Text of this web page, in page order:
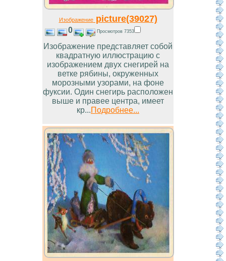
Изображениеpicture(39027)
0 Просмотров 7353
Изображение представляет собой
квадратную иллюстрацию с
изображением двух снегирей на
ветке рябины, окруженных
морозными узорами, на фоне
фуксии. Один снегирь расположен
выше и правее центра, имеет
кр...Подробнее...